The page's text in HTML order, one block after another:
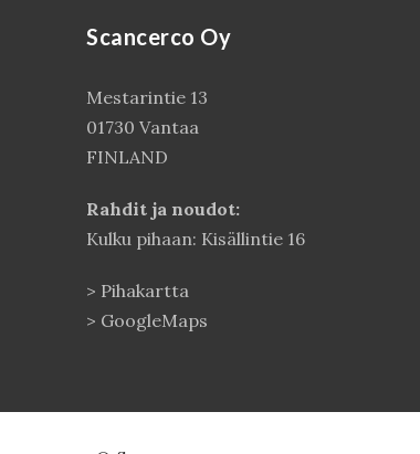
Scancerco Oy
Mestarintie 13
01730 Vantaa
FINLAND
Rahdit ja noudot:
Kulku pihaan: Kisällintie 16
> Pihakartta
> GoogleMaps